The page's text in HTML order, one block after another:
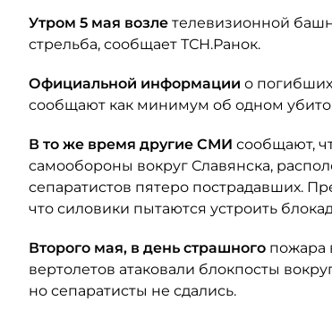
Утром 5 мая возле телевизионной
стрельба, сообщает ТСН.Ранок.
Официальной информации о
сообщают как минимум об одном
В то же время другие СМИ сообщают,
самообороны вокруг Славянска,
сепаратистов пятеро пострадавших.
что силовики пытаются устроить
Второго мая, в день страшного пожара
вертолетов атаковали блокпосты
но сепаратисты не сдались.